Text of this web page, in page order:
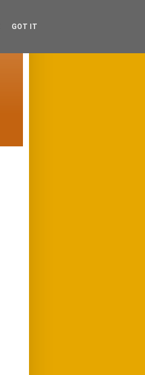
GOT IT